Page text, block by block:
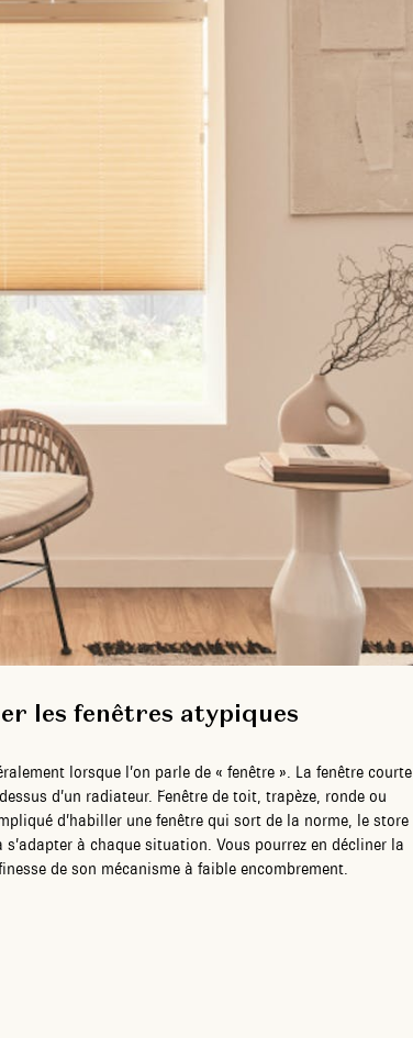
les fenêtres atypiques
lorsque l’on parle de « fenêtre ». La fenêtre courte
d’un radiateur. Fenêtre de toit, trapèze, ronde ou
d’habiller une fenêtre qui sort de la norme, le store
à chaque situation. Vous pourrez en décliner la
de son mécanisme à faible encombrement.